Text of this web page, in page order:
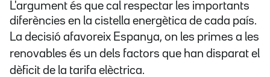
L'argument és que cal respectar les importants
diferències en la cistella energètica de cada país.
La decisió afavoreix Espanya, on les primes a les
renovables és un dels factors que han disparat el
dèficit de la tarifa elèctrica.